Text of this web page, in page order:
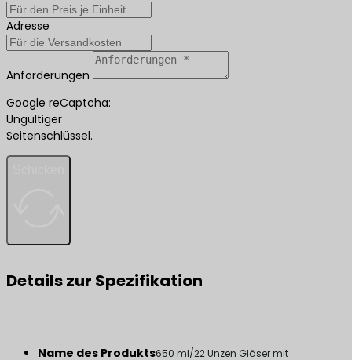
Adresse
Anforderungen
Google reCaptcha:
Ungültiger
Seitenschlüssel.
Details zur Spezifikation
Name des Produkts650 ml/22 Unzen Gläser mit